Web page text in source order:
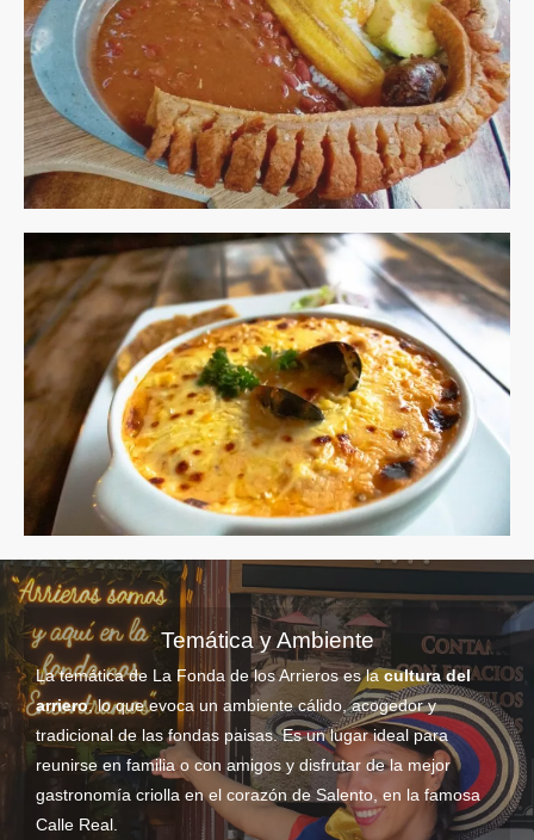
Temática y Ambiente
La temática de La Fonda de los Arrieros es la cultura del
arriero, lo que evoca un ambiente cálido, acogedor y
tradicional de las fondas paisas. Es un lugar ideal para
reunirse en familia o con amigos y disfrutar de la mejor
gastronomía criolla en el corazón de Salento, en la famosa
Calle Real.